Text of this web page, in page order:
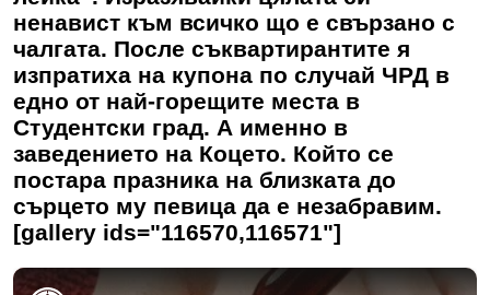
ненавист към всичко що е свързано с
чалгата. После съквартирантите я
изпратиха на купона по случай ЧРД в
едно от най-горещите места в
Студентски град. А именно в
заведението на Коцето. Който се
постара празника на близката до
сърцето му певица да е незабравим.
[gallery ids="116570,116571"]